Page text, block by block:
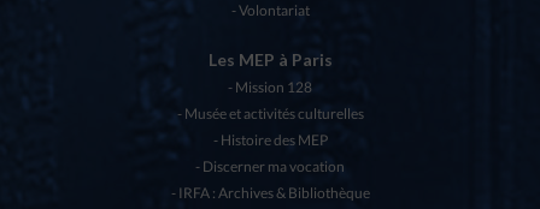
Volontariat
Les MEP à Paris
Mission 128
Musée et activités culturelles
Histoire des MEP
Discerner ma vocation
IRFA : Archives & Bibliothèque